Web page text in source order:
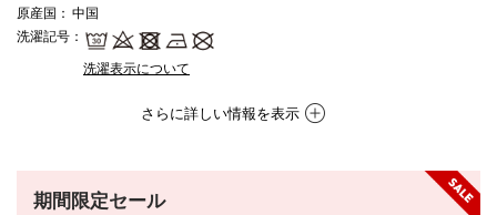
原産国 ： 中国
洗濯記号 ：
洗濯表示について
さらに詳しい情報を表示
期間限定セール